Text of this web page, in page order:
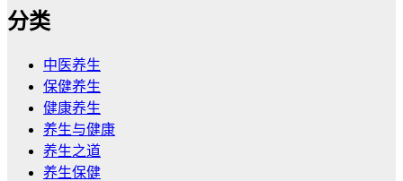
分类
中医养生
保健养生
健康养生
养生与健康
养生之道
养生保健